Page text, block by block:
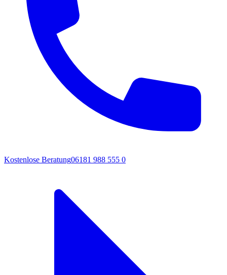
Kostenlose Beratung06181 988 555 0